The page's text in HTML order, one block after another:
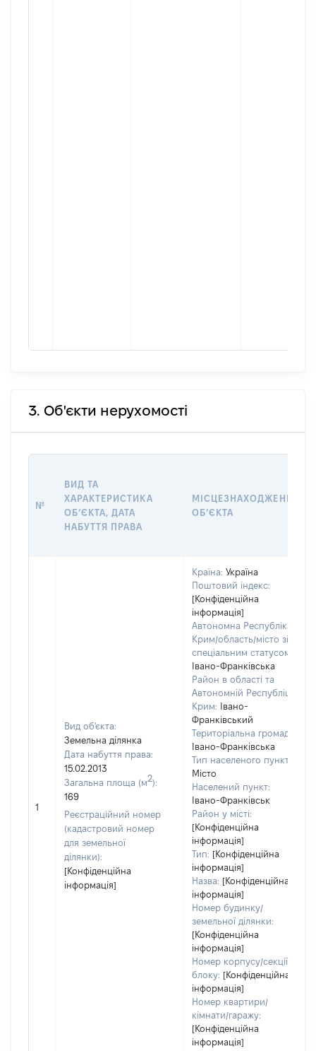
3. Об'єкти нерухомості
№
ВИД ТА
ХАРАКТЕРИСТИКА
ОБʼЄКТА, ДАТА
НАБУТТЯ ПРАВА
МІСЦЕЗНАХОДЖЕННЯ
ОБʼЄКТА
1
Вид об'єкта:
Земельна ділянка
Дата набуття права:
15.02.2013
Загальна площа (м2):
169
Реєстраційний номер
(кадастровий номер
для земельної
ділянки):
[Конфіденційна
інформація]
Країна: Україна
Поштовий індекс:
[Конфіденційна
інформація]
Автономна Республіка
Крим/область/місто зі
спеціальним статусом:
Івано-Франківська
Район в області та
Автономній Республіці
Крим:
Івано-
Франківський
Територіальна громада:
Івано-Франківська
Тип населеного пункту:
Місто
Населений пункт:
Івано-Франківськ
Район у місті:
[Конфіденційна
інформація]
Тип: [Конфіденційна
інформація]
Назва: [Конфіденційна
інформація]
Номер будинку/
земельної ділянки:
[Конфіденційна
інформація]
Номер корпусу/секції/
блоку: [Конфіденційна
інформація]
Номер квартири/
кімнати/гаражу:
[Конфіденційна
інформація]